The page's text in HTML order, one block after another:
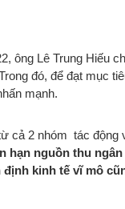
ông Lê Trung Hiếu
đó, để đạt mục
mạnh.
hạn nguồn thu
định kinh tế vĩ mô